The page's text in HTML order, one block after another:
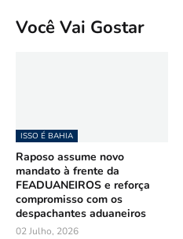
Você Vai Gostar
ISSO É BAHIA
Raposo assume novo
mandato à frente da
FEADUANEIROS e reforça
compromisso com os
despachantes aduaneiros
02 Julho, 2026